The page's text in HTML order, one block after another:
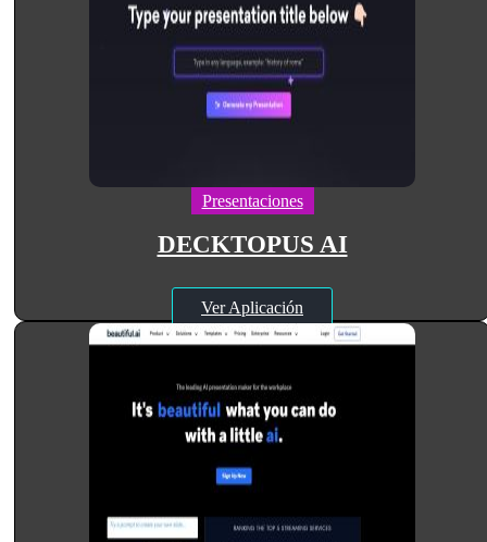
Presentaciones
DECKTOPUS AI
Ver Aplicación